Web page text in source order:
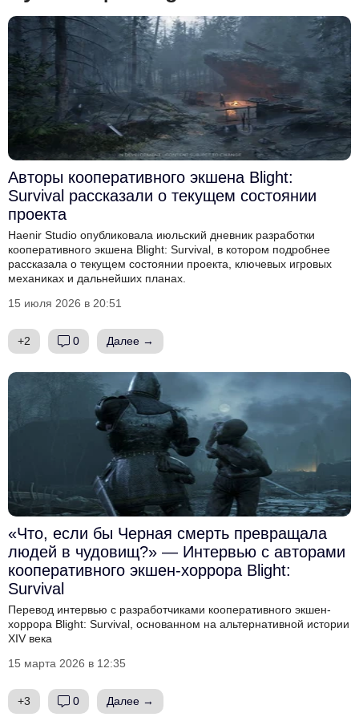
Авторы кооперативного экшена Blight:
Survival рассказали о текущем состоянии
проекта
Haenir Studio опубликовала июльский дневник разработки
кооперативного экшена Blight: Survival, в котором подробнее
рассказала о текущем состоянии проекта, ключевых игровых
механиках и дальнейших планах.
15 июля 2026 в 20:51
+2 0 Далее →
«Что, если бы Черная смерть превращала
людей в чудовищ?» — Интервью с авторами
кооперативного экшен-хоррора Blight:
Survival
Перевод интервью с разработчиками кооперативного экшен-
хоррора Blight: Survival, основанном на альтернативной истории
XIV века
15 марта 2026 в 12:35
+3 0 Далее →